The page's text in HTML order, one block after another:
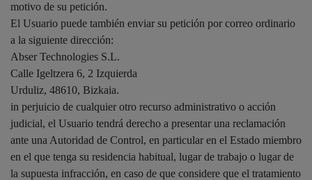
motivo de su petición.
El Usuario puede también enviar su petición por correo ordinario
a la siguiente dirección:
Abser Technologies S.L.
Calle Igeltzera 6, 2 Izquierda
Urduliz, 48610, Bizkaia.
in perjuicio de cualquier otro recurso administrativo o acción
judicial, el Usuario tendrá derecho a presentar una reclamación
ante una Autoridad de Control, en particular en el Estado miembro
en el que tenga su residencia habitual, lugar de trabajo o lugar de
la supuesta infracción, en caso de que considere que el tratamiento